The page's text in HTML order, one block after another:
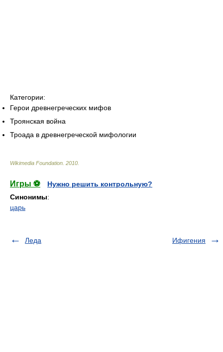
Категории:
Герои древнегреческих мифов
Троянская война
Троада в древнегреческой мифологии
Wikimedia Foundation 2010
Игры ⚽
Нужно решить контрольную?
Синонимы:
царь
Леда Ифигения